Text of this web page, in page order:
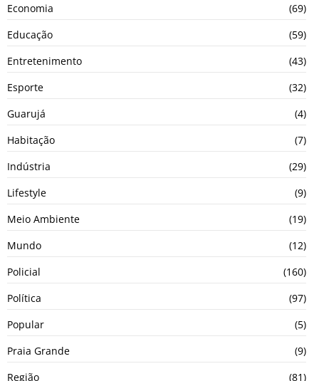
Economia
(69)
Educação
(59)
Entretenimento
(43)
Esporte
(32)
Guarujá
(4)
Habitação
(7)
Indústria
(29)
Lifestyle
(9)
Meio Ambiente
(19)
Mundo
(12)
Policial
(160)
Política
(97)
Popular
(5)
Praia Grande
(9)
Região
(81)